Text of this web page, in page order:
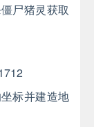
尸猪灵获取
标并建造地